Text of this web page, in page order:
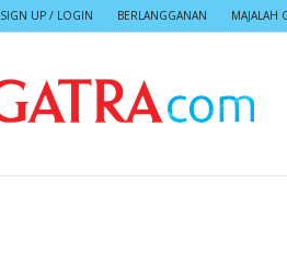
SIGN UP / LOGIN BERLANGGANAN MAJALAH